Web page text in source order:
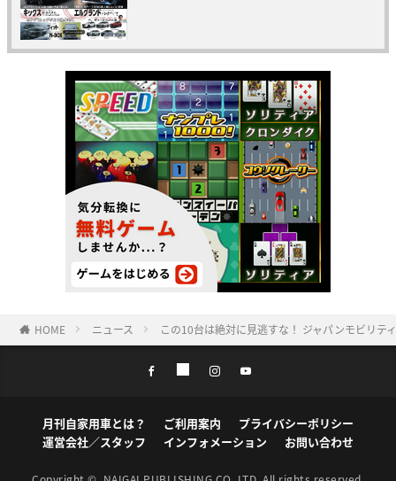
HOME ニュース この10台は絶対に見逃すな！ ジャパンモビリテ
月刊自家用車とは？ ご利用案内
プライバシーポリシー
運営会社／スタッフ
インフォメーション お問い合わせ